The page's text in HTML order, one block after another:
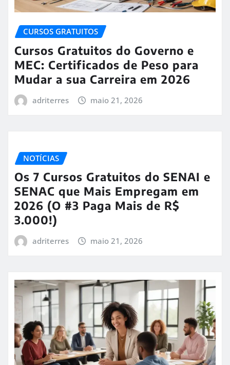
CURSOS GRATUITOS
Cursos Gratuitos do Governo e
MEC: Certificados de Peso para
Mudar a sua Carreira em 2026
adriterres maio 21, 2026
NOTÍCIAS
Os 7 Cursos Gratuitos do SENAI e
SENAC que Mais Empregam em
2026 (O #3 Paga Mais de R$
3.000!)
adriterres maio 21, 2026